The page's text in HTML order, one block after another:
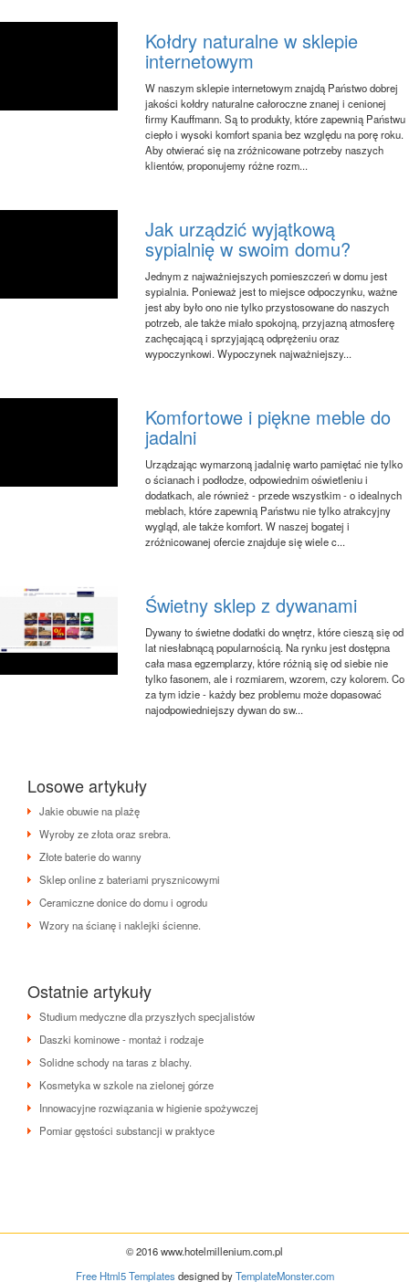
Kołdry naturalne w sklepie
internetowym
W naszym sklepie internetowym znajdą Państwo dobrej
jakości kołdry naturalne całoroczne znanej i cenionej
firmy Kauffmann. Są to produkty, które zapewnią Państwu
ciepło i wysoki komfort spania bez względu na porę roku.
Aby otwierać się na zróżnicowane potrzeby naszych
klientów, proponujemy różne rozm...
Jak urządzić wyjątkową
sypialnię w swoim domu?
Jednym z najważniejszych pomieszczeń w domu jest
sypialnia. Ponieważ jest to miejsce odpoczynku, ważne
jest aby było ono nie tylko przystosowane do naszych
potrzeb, ale także miało spokojną, przyjazną atmosferę
zachęcającą i sprzyjającą odprężeniu oraz
wypoczynkowi. Wypoczynek najważniejszy...
Komfortowe i piękne meble do
jadalni
Urządzając wymarzoną jadalnię warto pamiętać nie tylko
o ścianach i podłodze, odpowiednim oświetleniu i
dodatkach, ale również - przede wszystkim - o idealnych
meblach, które zapewnią Państwu nie tylko atrakcyjny
wygląd, ale także komfort. W naszej bogatej i
zróżnicowanej ofercie znajduje się wiele c...
Świetny sklep z dywanami
Dywany to świetne dodatki do wnętrz, które cieszą się od
lat niesłabnącą popularnością. Na rynku jest dostępna
cała masa egzemplarzy, które różnią się od siebie nie
tylko fasonem, ale i rozmiarem, wzorem, czy kolorem. Co
za tym idzie - każdy bez problemu może dopasować
najodpowiedniejszy dywan do sw...
Losowe artykuły
Jakie obuwie na plażę
Wyroby ze złota oraz srebra.
Złote baterie do wanny
Sklep online z bateriami prysznicowymi
Ceramiczne donice do domu i ogrodu
Wzory na ścianę i naklejki ścienne.
Ostatnie artykuły
Studium medyczne dla przyszłych specjalistów
Daszki kominowe - montaż i rodzaje
Solidne schody na taras z blachy.
Kosmetyka w szkole na zielonej górze
Innowacyjne rozwiązania w higienie spożywczej
Pomiar gęstości substancji w praktyce
© 2016 www.hotelmillenium.com.pl
Free Html5 Templatesdesigned byTemplateMonster.com